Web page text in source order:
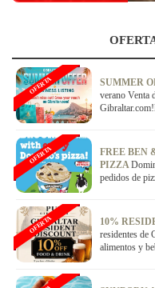
SUMMER
verano Venta
OFERTA
FREE BEN
PIZZA
pedidos de
OFERTA
10%
residentes de
alimentos y
OFERTA